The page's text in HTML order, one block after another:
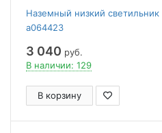
Наземный низкий
a064423
3 040 руб.
В наличии: 129
В корзину